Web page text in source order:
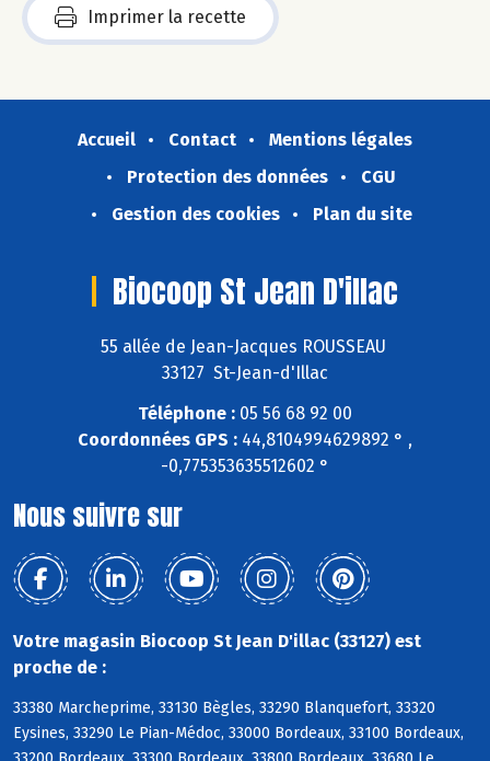
Imprimer la recette
Accueil Contact
Mentions légales
Protection des données
CGU
Gestion des cookies
Plan du site
Biocoop St Jean D'illac
55 allée de Jean-Jacques ROUSSEAU
33127 St-Jean-d'Illac
Téléphone : 05 56 68 92 00
Coordonnées GPS : 44,8104994629892 ° ,
-0,775353635512602 °
Nous suivre sur
Votre magasin Biocoop St Jean D'illac (33127) est
proche de :
33380 Marcheprime, 33130 Bègles, 33290 Blanquefort, 33320
Eysines, 33290 Le Pian-Médoc, 33000 Bordeaux, 33100 Bordeaux,